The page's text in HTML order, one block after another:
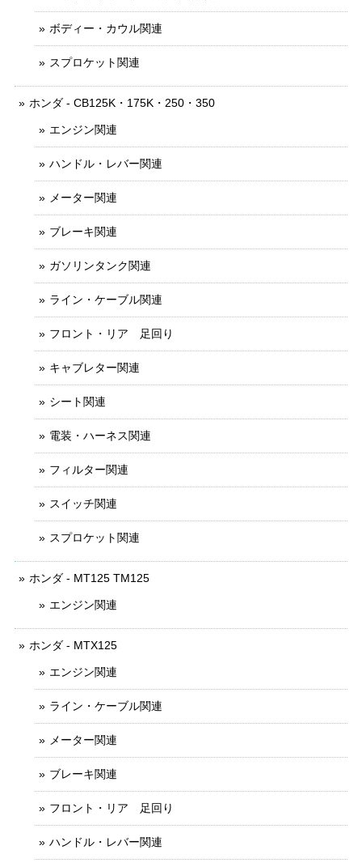
ボディー・カウル関連
スプロケット関連
ホンダ - CB125K・175K・250・350
エンジン関連
ハンドル・レバー関連
メーター関連
ブレーキ関連
ガソリンタンク関連
ライン・ケーブル関連
フロント・リア 足回り
キャブレター関連
シート関連
電装・ハーネス関連
フィルター関連
スイッチ関連
スプロケット関連
ホンダ - MT125 TM125
エンジン関連
ホンダ - MTX125
エンジン関連
ライン・ケーブル関連
メーター関連
ブレーキ関連
フロント・リア 足回り
ハンドル・レバー関連